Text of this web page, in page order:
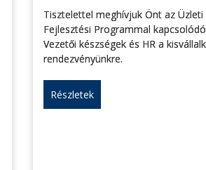
Tisztelettel meghívjuk Önt az
Fejlesztési Programmal
Vezetői készségek és HR a
rendezvényünkre.
Részletek